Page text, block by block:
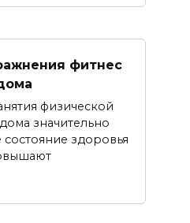
фитнес
физической
значительно
здоровья